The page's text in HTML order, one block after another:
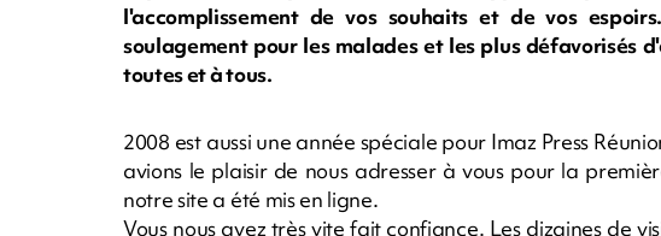
l'accomplissement de vos souhaits et de vos
soulagement pour les malades et les plus défavorisés
toutes et à tous.
2008 est aussi une année spéciale pour Imaz Press
avions le plaisir de nous adresser à vous pour la
notre site a été mis en ligne.
Vous nous avez très vite fait confiance. Les dizaines de